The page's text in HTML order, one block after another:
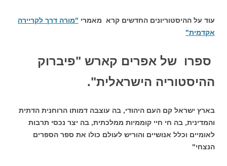
עוד על ההיסטוריונים החדשים קרא מאמרי "מורה דרך לקריירה
אקדמית"
ספרו של אפרים קארש "פיברוק
ההיסטוריה הישראלית".
בארץ ישראל קם העם היהודי, בה עוצבה דמותו הרוחנית הדתית
והמדינית, בה חי חיי קוממיות ממלכתית, בה יצר נכסי תרבות
לאומיים וכלל אנושיים והוריש לעולם כולו את ספר הספרים
הנצחי"